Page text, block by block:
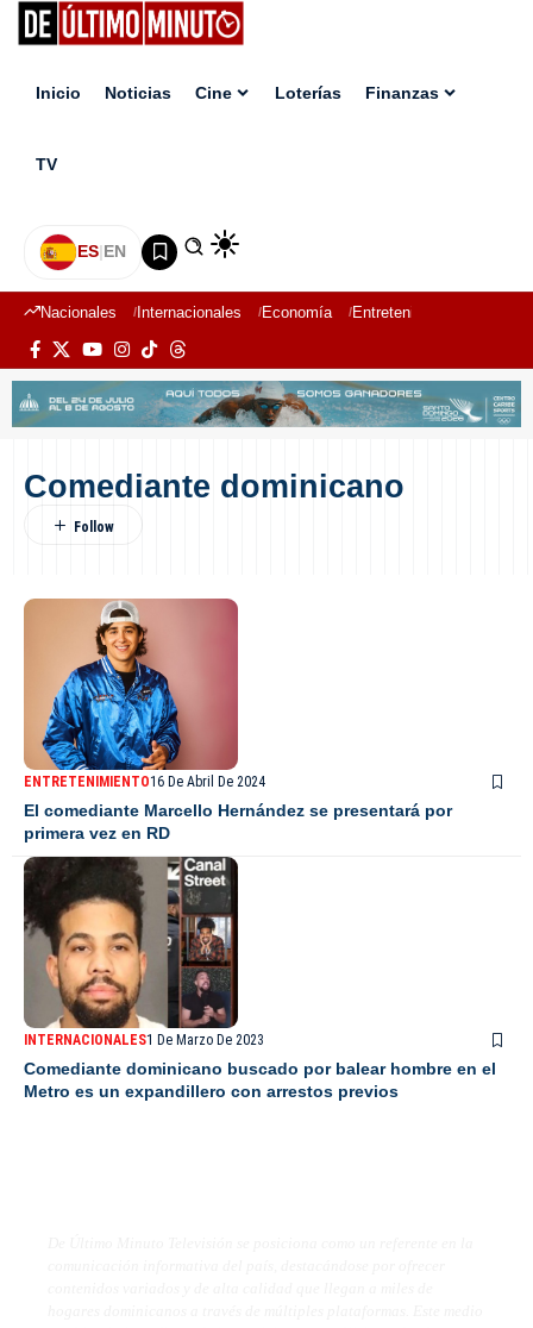
Inicio Noticias Cine Loterías Finanzas
TV
ES|EN
Nacionales Internacionales Economía Entretenimiento
Comediante dominicano
ENTRETENIMIENTO16 De Abril De 2024
El comediante Marcello Hernández se presentará por
primera vez en RD
INTERNACIONALES1 De Marzo De 2023
Comediante dominicano buscado por balear hombre en el
Metro es un expandillero con arrestos previos